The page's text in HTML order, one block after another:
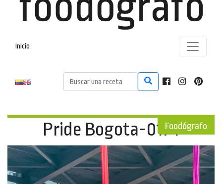
Inicio
Foodógrafo
Pride Bogota-0174